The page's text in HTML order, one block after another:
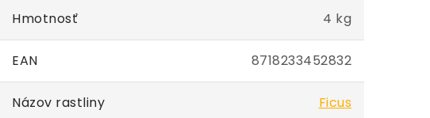
Hmotnosť 4 kg
EAN 8718233452832
Názov rastliny Ficus